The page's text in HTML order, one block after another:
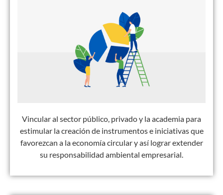
Vincular al sector público, privado y la academia para
estimular la creación de instrumentos e iniciativas que
favorezcan a la economía circular y así lograr extender
su responsabilidad ambiental empresarial.